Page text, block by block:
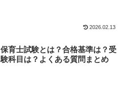
2026.02.13
保育士試験とは？合格基準は？受
験科目は？よくある質問まとめ